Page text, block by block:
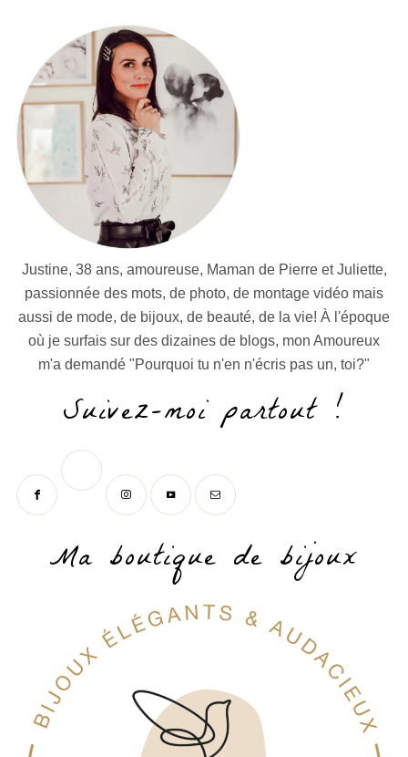
Justine, 38 ans, amoureuse, Maman de Pierre et Juliette,
passionnée des mots, de photo, de montage vidéo mais
aussi de mode, de bijoux, de beauté, de la vie! À l'époque
où je surfais sur des dizaines de blogs, mon Amoureux
m'a demandé "Pourquoi tu n'en n'écris pas un, toi?"
Suivez-moi partout !
Ma boutique de bijoux